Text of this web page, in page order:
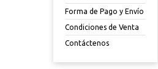
Forma de Pago y Envío
Condiciones de Venta
Contáctenos